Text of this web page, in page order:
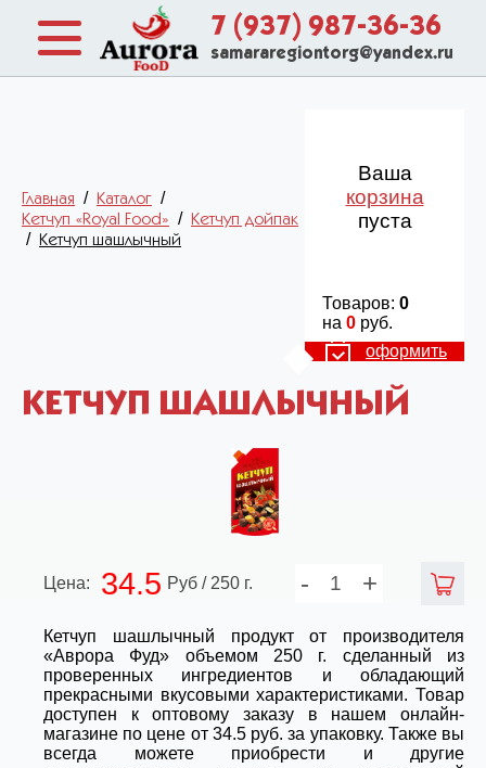
7 (937) 987-36-36
samararegiontorg@yandex.ru
Главная / Каталог /
Кетчуп «Royal Food» / Кетчуп дойпак
/ Кетчуп шашлычный
Ваша
корзина
пуста
Товаров: 0
на 0 руб.
оформить
КЕТЧУП ШАШЛЫЧНЫЙ
Цена: 34.5 Руб / 250 г. - +
Кетчуп шашлычный продукт от производителя
«Аврора Фуд» объемом 250 г. сделанный из
проверенных ингредиентов и обладающий
прекрасными вкусовыми характеристиками. Товар
доступен к оптовому заказу в нашем онлайн-
магазине по цене от 34.5 руб. за упаковку. Также вы
всегда можете приобрести и другие